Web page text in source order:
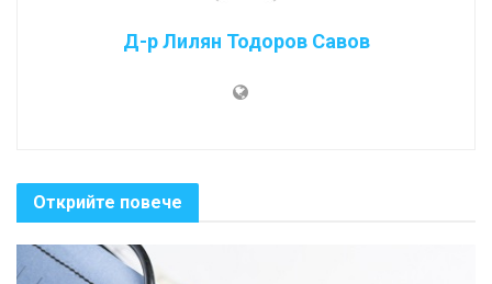
Д-р Лилян Тодоров Савов
Открийте повече